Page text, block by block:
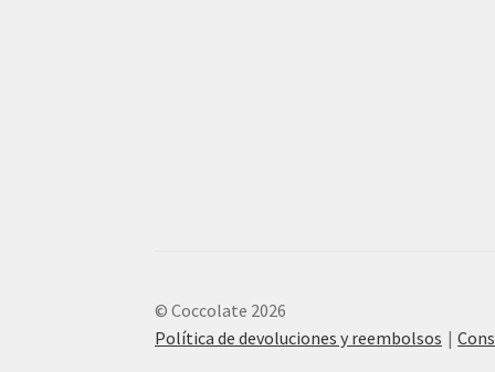
© Coccolate 2026
Política de devoluciones y reembolsos